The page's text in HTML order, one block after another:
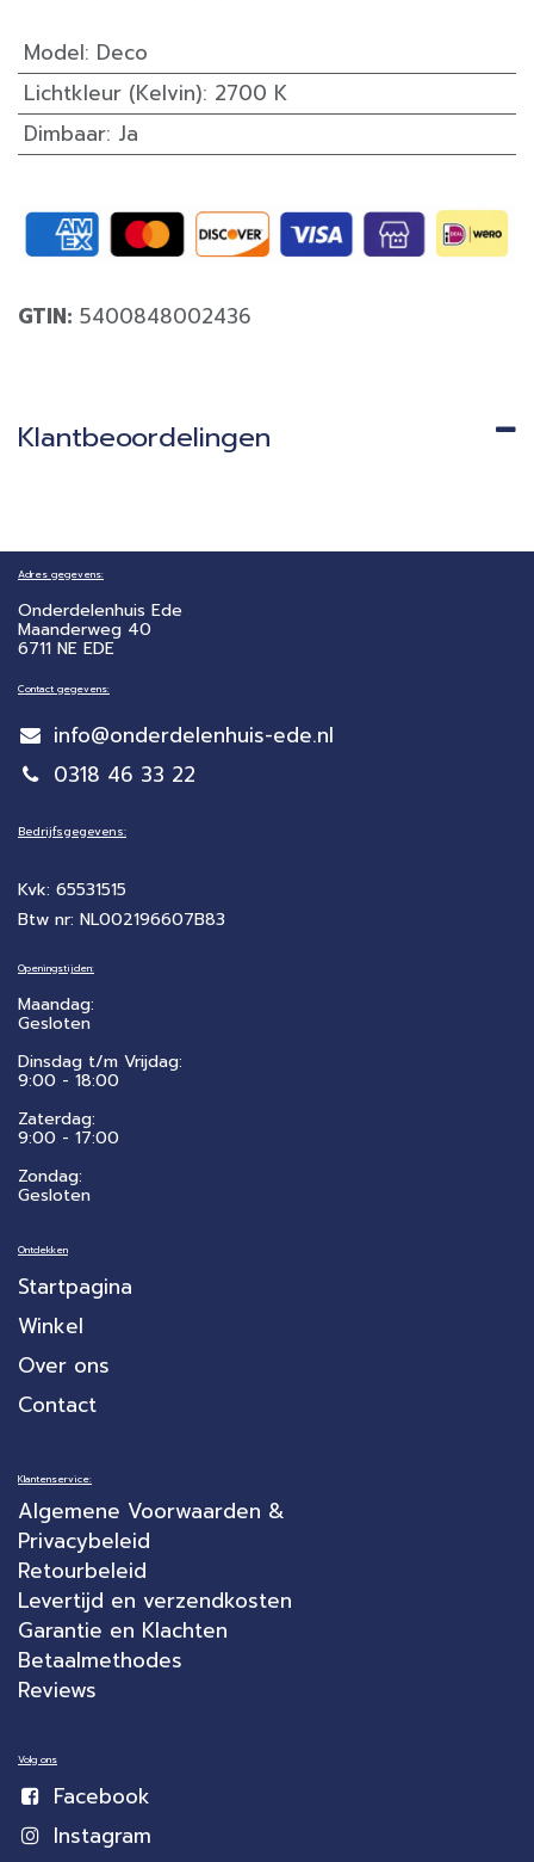
Model: Deco
Lichtkleur (Kelvin): 2700 K
Dimbaar: Ja
GTIN: 5400848002436
Klantbeoordelingen
Adres gegevens:
Onderdelenhuis Ede
Maanderweg 40
6711 NE EDE
Contact gegevens:
info@onderdelenhuis-ede.nl
0318 46 33 22
Bedrijfsgegevens:
Kvk: 65531515
Btw nr: NL002196607B83
Openingstijden:
Maandag:
Gesloten
Dinsdag t/m Vrijdag:
9:00 - 18:00
Zaterdag:
​9:00 - 17:00
Zondag:
Gesloten
Ontdekken
Startpagina
Winkel
Over ons
Contact
Klantenservice:
Algemene Voorwaarden &
Privacybeleid
Retourbeleid
Levertijd en verzendkosten
Garantie en Klachten
Betaalmethodes
Reviews
Volg ons
Facebook
Instagram